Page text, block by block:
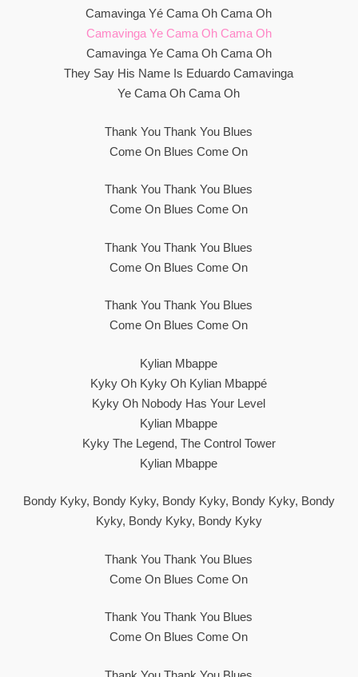
Camavinga Yé Cama Oh Cama Oh
Camavinga Ye Cama Oh Cama Oh
Camavinga Ye Cama Oh Cama Oh
They Say His Name Is Eduardo Camavinga
Ye Cama Oh Cama Oh
Thank You Thank You Blues
Come On Blues Come On
Thank You Thank You Blues
Come On Blues Come On
Thank You Thank You Blues
Come On Blues Come On
Thank You Thank You Blues
Come On Blues Come On
Kylian Mbappe
Kyky Oh Kyky Oh Kylian Mbappé
Kyky Oh Nobody Has Your Level
Kylian Mbappe
Kyky The Legend, The Control Tower
Kylian Mbappe
Bondy Kyky, Bondy Kyky, Bondy Kyky, Bondy Kyky, Bondy
Kyky, Bondy Kyky, Bondy Kyky
Thank You Thank You Blues
Come On Blues Come On
Thank You Thank You Blues
Come On Blues Come On